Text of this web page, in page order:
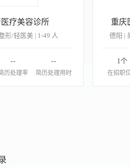
疗美容诊所
形/轻医美 | 1-49 人
--
历处理率
--
简历处理用时
重庆
德阳 |
1个
在招职